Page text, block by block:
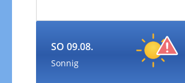
SO 09.08.
Sonnig